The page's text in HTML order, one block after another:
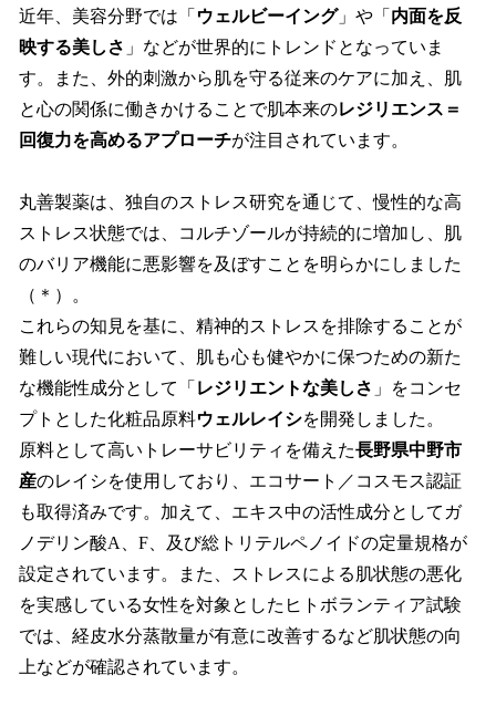
近年、美容分野では「 ウェルビーイング」や「 内面を反
映する美しさ 」などが世界的にトレンドとなっていま
す。また、外的刺激から肌を守る従来のケアに加え、肌
と心の関係に働きかけることで肌本来のレジリエンス＝
回復力を高めるアプローチが注目されています。
丸善製薬は、独自のストレス研究を通じて、慢性的な高
ストレス状態では、コルチゾールが持続的に増加し、肌
のバリア機能に悪影響を及ぼすことを明らかにしました
（＊）。
これらの知見を基に、精神的ストレスを排除することが
難しい現代において、肌も心も健やかに保つための新た
な機能性成分として「 レジリエントな美しさ 」をコンセ
プトとした化粧品原料ウェルレイシを開発しました。
原料として高いトレーサビリティを備えた長野県中野市
産のレイシを使用しており、エコサート／コスモス認証
も取得済みです。加えて、エキス中の活性成分としてガ
ノデリン酸A、F、及び総トリテルペノイドの定量規格が
設定されています。また、ストレスによる肌状態の悪化
を実感している女性を対象としたヒトボランティア試験
では、経皮水分蒸散量が有意に改善するなど肌状態の向
上などが確認されています。